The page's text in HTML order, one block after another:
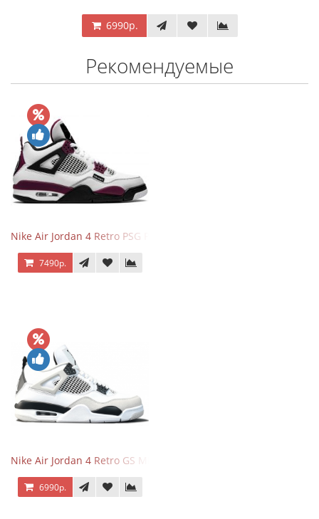
6990р.
Рекомендуемые
Nike Air Jordan 4 Retro PSG Paris Saint-Germain
7490р.
Nike Air Jordan 4 Retro GS Military Black
6990р.